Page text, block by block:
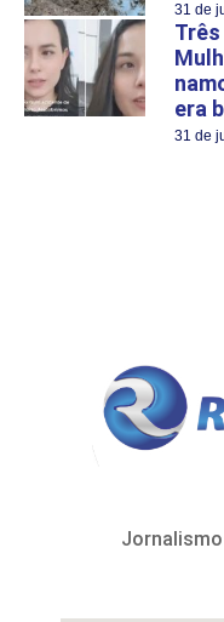
31 de
era
31 de